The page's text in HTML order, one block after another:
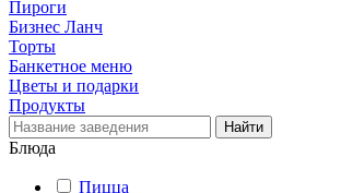
Пироги
Бизнес Ланч
Торты
Банкетное меню
Цветы и подарки
Продукты
Блюда
Пицца